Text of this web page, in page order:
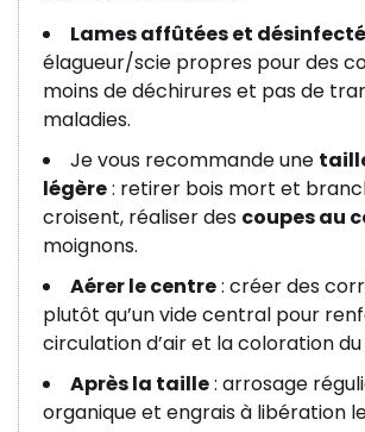
Lames affûtées et
élagueur/scie propres pour des
moins de déchirures et pas de
maladies.
Je vous recommande une
légère: retirer bois mort et
croisent, réaliser des coupes au
moignons.
Aérer le centre: créer des
plutôt qu’un vide central pour
circulation d’air et la coloration du
Après la taille: arrosage
organique et engrais à libération